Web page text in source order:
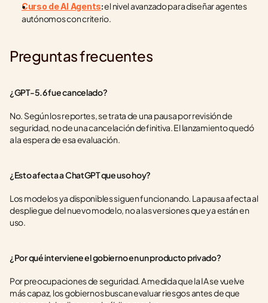
Curso de AI Agents: el nivel avanzado para diseñar agentes
autónomos con criterio.
Preguntas frecuentes
¿GPT-5.6 fue cancelado?
No. Según los reportes, se trata de una pausa por revisión de
seguridad, no de una cancelación definitiva. El lanzamiento quedó
a la espera de esa evaluación.
¿Esto afecta a ChatGPT que uso hoy?
Los modelos ya disponibles siguen funcionando. La pausa afecta al
despliegue del nuevo modelo, no a las versiones que ya están en
uso.
¿Por qué interviene el gobierno en un producto privado?
Por preocupaciones de seguridad. A medida que la IA se vuelve
más capaz, los gobiernos buscan evaluar riesgos antes de que